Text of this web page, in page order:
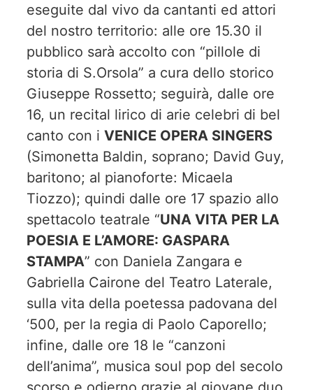
eseguite dal vivo da cantanti ed attori
del nostro territorio: alle ore 15.30 il
pubblico sarà accolto con “pillole di
storia di S.Orsola” a cura dello storico
Giuseppe Rossetto; seguirà, dalle ore
16, un recital lirico di arie celebri di bel
canto con i VENICE OPERA SINGERS
(Simonetta Baldin, soprano; David Guy,
baritono; al pianoforte: Micaela
Tiozzo); quindi dalle ore 17 spazio allo
spettacolo teatrale “UNA VITA PER LA
POESIA E L’AMORE: GASPARA
STAMPA” con Daniela Zangara e
Gabriella Cairone del Teatro Laterale,
sulla vita della poetessa padovana del
‘500, per la regia di Paolo Caporello;
infine, dalle ore 18 le “canzoni
dell’anima”, musica soul pop del secolo